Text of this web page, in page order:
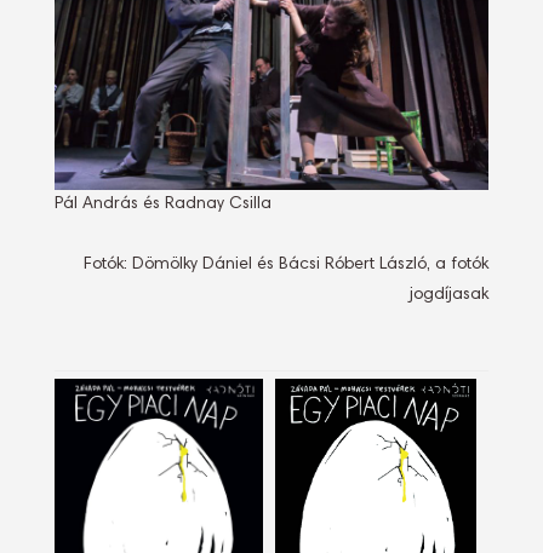
Pál András és Radnay Csilla
Fotók: Dömölky Dániel és Bácsi Róbert László, a fotók
jogdíjasak